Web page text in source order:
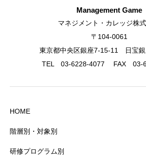
Management Game
マネジメント・カレッジ株
〒104-0061
東京都中央区銀座7-15-11 日宝銀
TEL 03-6228-4077 FAX 03-
HOME
階層別・対象別
研修プログラム別